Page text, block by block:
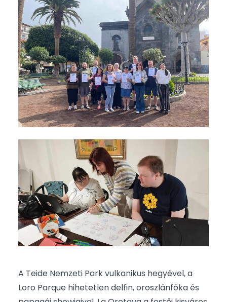
A Teide Nemzeti Park vulkanikus hegyével, a
Loro Parque hihetetlen delfin, oroszlánfóka és